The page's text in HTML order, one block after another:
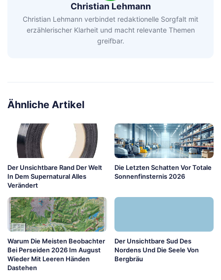
Christian Lehmann
Christian Lehmann verbindet redaktionelle Sorgfalt mit
erzählerischer Klarheit und macht relevante Themen
greifbar.
Ähnliche Artikel
Der Unsichtbare Rand Der Welt
In Dem Supernatural Alles
Verändert
Die Letzten Schatten Vor Totale
Sonnenfinsternis 2026
Warum Die Meisten Beobachter
Bei Perseiden 2026 Im August
Wieder Mit Leeren Händen
Dastehen
Der Unsichtbare Sud Des
Nordens Und Die Seele Von
Bergbräu